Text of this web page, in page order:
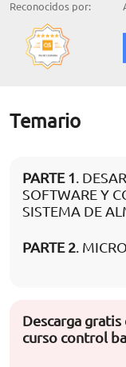
Reconocidos por:
Temario
PARTE 1.
SOFTWARE Y
SISTEMA DE
PARTE 2.
Descarga
curso control